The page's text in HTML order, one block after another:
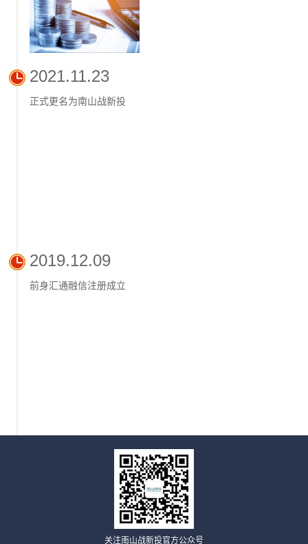
2021.11.23
正式更名为南山战新投
2019.12.09
前身汇通融信注册成立
关注南山战新投官方公众号